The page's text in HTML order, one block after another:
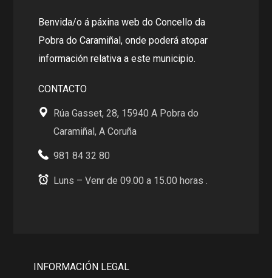
Benvida/o á páxina web do Concello da
Pobra do Caramiñal, onde poderá atopar
información relativa a este municipio.
CONTACTO
Rúa Gasset, 28, 15940 A Pobra do
Caramiñal, A Coruña
981 84 32 80
Luns – Venr de 09.00 a 15.00 horas .
INFORMACIÓN LEGAL